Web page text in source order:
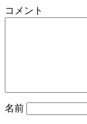
コメント
名前